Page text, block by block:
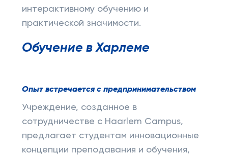
интерактивному обучению и
практической значимости.
Обучение в Харлеме
Опыт встречается с предпринимательством
Учреждение, созданное в
сотрудничестве с Haarlem Campus,
предлагает студентам инновационные
концепции преподавания и обучения,